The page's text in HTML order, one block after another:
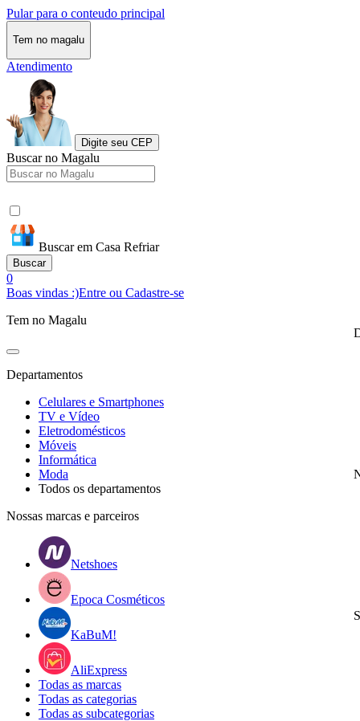
Pular para o conteudo principal
Tem no magalu
Atendimento
Digite seu CEP
Buscar no Magalu
Buscar em Casa Refriar
Buscar
0
Boas vindas :)Entre ou Cadastre-se
Tem no Magalu
Departamentos
Celulares e Smartphones
TV e Vídeo
Eletrodomésticos
Móveis
Informática
Moda
Todos os departamentos
Nossas marcas e parceiros
Netshoes
Epoca Cosméticos
KaBuM!
AliExpress
Todas as marcas
Todas as categorias
Todas as subcategorias